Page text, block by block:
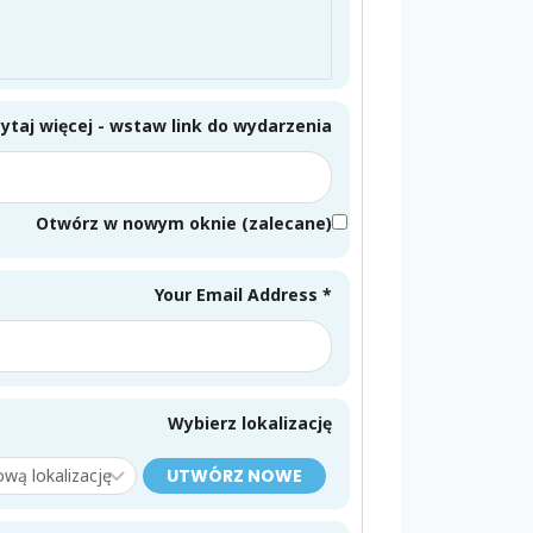
więcej - wstaw link do wydarzenia
Otwórz w nowym oknie (zalecane)
Your Email Address *
Wybierz lokalizację
UTWÓRZ NOWE